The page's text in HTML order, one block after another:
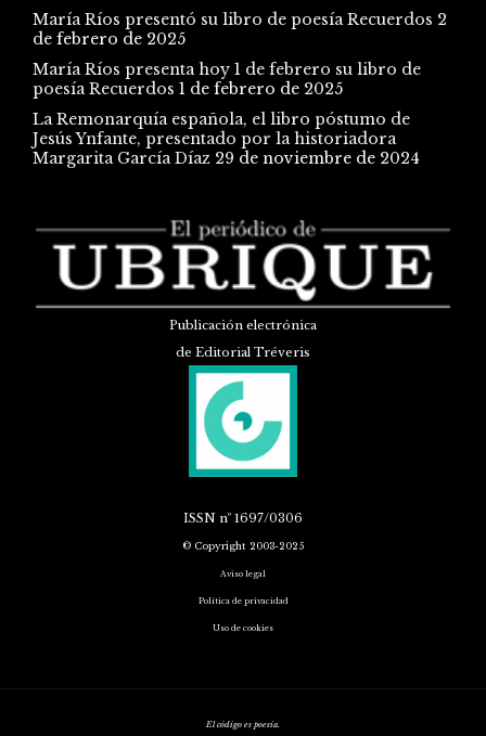
María Ríos presentó su libro de poesía Recuerdos 2
de febrero de 2025
María Ríos presenta hoy 1 de febrero su libro de
poesía Recuerdos 1 de febrero de 2025
La Remonarquía española, el libro póstumo de
Jesús Ynfante, presentado por la historiadora
Margarita García Díaz 29 de noviembre de 2024
Publicación electrónica
de Editorial Tréveris
ISSN nº 1697/0306
© Copyright 2003-2025
Aviso legal
Política de privacidad
Uso de cookies
El código es poesía.